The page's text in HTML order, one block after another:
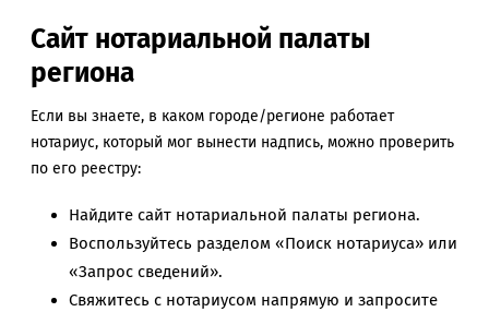
Сайт нотариальной палаты
региона
Если вы знаете, в каком городе/регионе работает
нотариус, который мог вынести надпись, можно проверить
по его реестру:
Найдите сайт нотариальной палаты региона.
Воспользуйтесь разделом «Поиск нотариуса» или
«Запрос сведений».
Свяжитесь с нотариусом напрямую и запросите